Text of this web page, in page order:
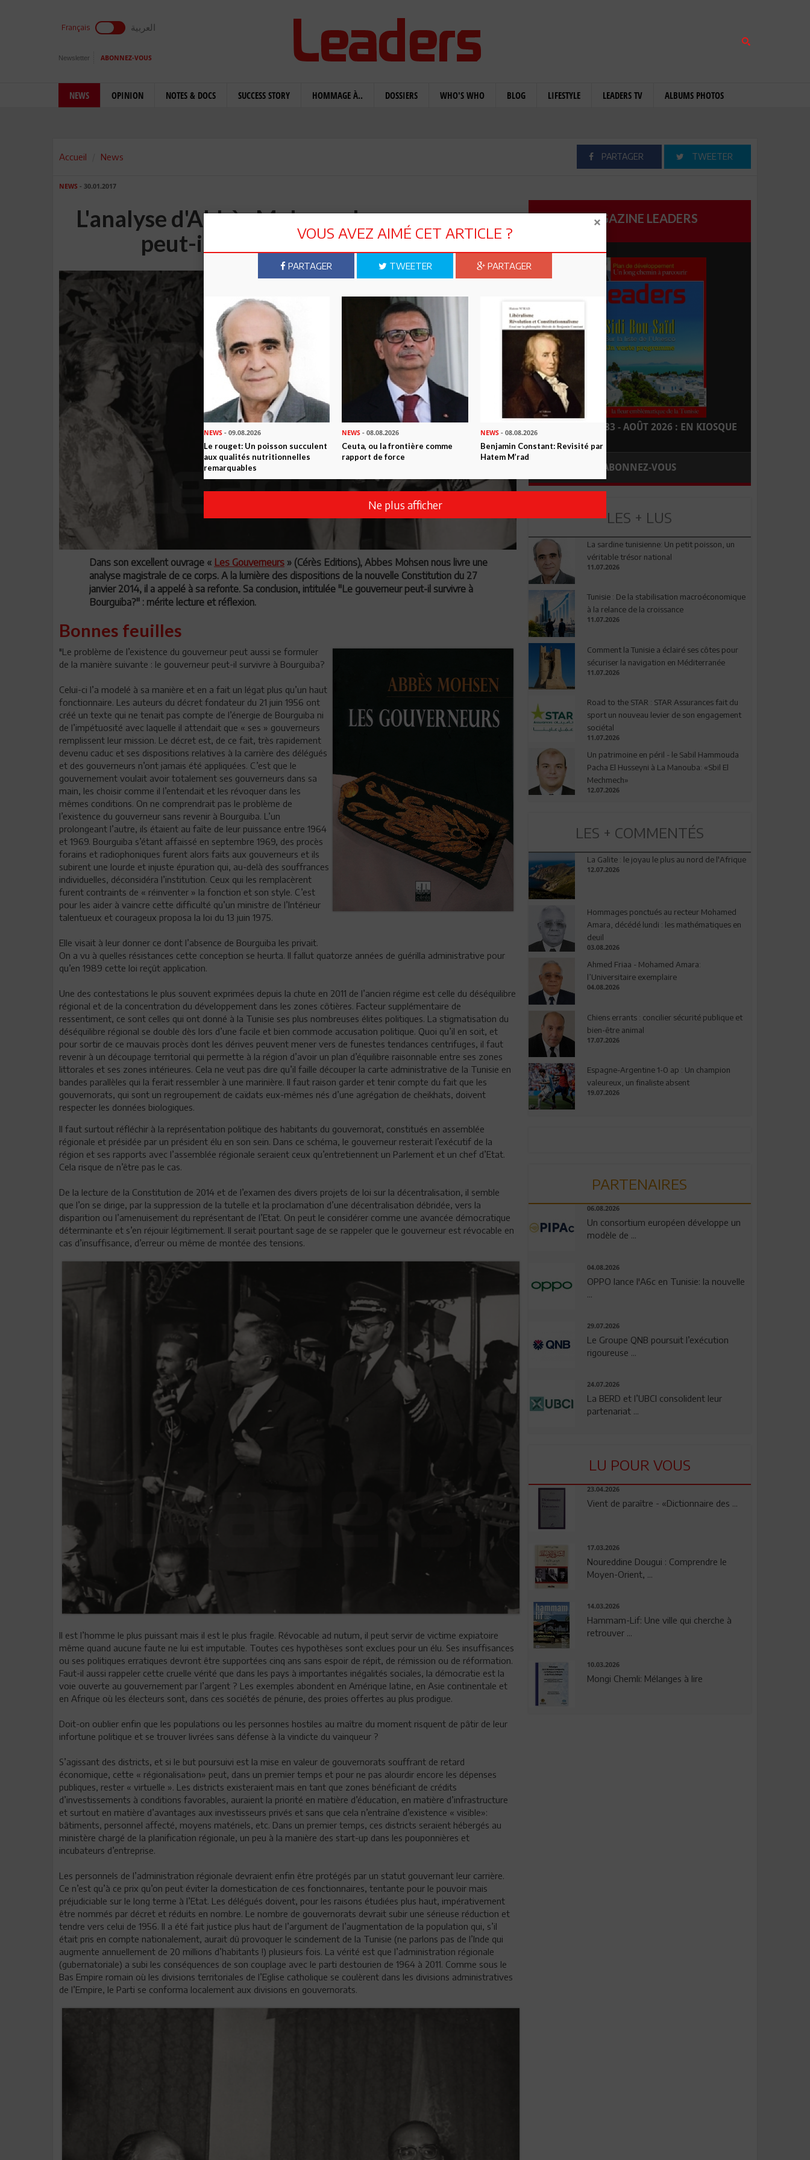
Français العربية
Newsletter ABONNEZ-VOUS
NEWS OPINION NOTES & DOCS SUCCESS STORY HOMMAGE À.. DOSSIERS WHO'S WHO BLOG LIFESTYLE LEADERS TV ALBUMS PHOTOS
Accueil News PARTAGER TWEETER
NEWS - 30.01.2017
L'analyse d'Abbès Mohsen : Le gouverneur
peut-il survivre à Bourguiba?
Dans son excellent ouvrage « Les Gouverneurs » (Cérès Editions), Abbes Mohsen nous livre une
analyse magistrale de ce corps. A la lumière des dispositions de la nouvelle Constitution du 27
janvier 2014, il a appelé à sa refonte. Sa conclusion, intitulée "Le gouverneur peut-il survivre à
Bourguiba?" : mérite lecture et réflexion.
Bonnes feuilles
"Le problème de l’existence du gouverneur peut aussi se formuler
de la manière suivante : le gouverneur peut-il survivre à Bourguiba?
Celui-ci l’a modelé à sa manière et en a fait un légat plus qu’un haut
fonctionnaire. Les auteurs du décret fondateur du 21 juin 1956 ont
créé un texte qui ne tenait pas compte de l’énergie de Bourguiba ni
de l’impétuosité avec laquelle il attendait que « ses » gouverneurs
remplissent leur mission. Le décret est, de ce fait, très rapidement
devenu caduc et ses dispositions relatives à la carrière des délégués
et des gouverneurs n’ont jamais été appliquées. C’est que le
gouvernement voulait avoir totalement ses gouverneurs dans sa
main, les choisir comme il l’entendait et les révoquer dans les
mêmes conditions. On ne comprendrait pas le problème de
l’existence du gouverneur sans revenir à Bourguiba. L’un
prolongeant l’autre, ils étaient au faîte de leur puissance entre 1964
et 1969. Bourguiba s’étant affaissé en septembre 1969, des procès
forains et radiophoniques furent alors faits aux gouverneurs et ils
subirent une lourde et injuste épuration qui, au-delà des souffrances
individuelles, déconsidéra l’institution. Ceux qui les remplacèrent
furent contraints de « réinventer » la fonction et son style. C’est
pour les aider à vaincre cette difficulté qu’un ministre de l’Intérieur
talentueux et courageux proposa la loi du 13 juin 1975.
Elle visait à leur donner ce dont l’absence de Bourguiba les privait.
On a vu à quelles résistances cette conception se heurta. Il fallut quatorze années de guérilla administrative pour
qu’en 1989 cette loi reçût application.
Une des contestations le plus souvent exprimées depuis la chute en 2011 de l’ancien régime est celle du déséquilibre
régional et de la concentration du développement dans les zones côtières. Facteur supplémentaire de
ressentiment, ce sont celles qui ont donné à la Tunisie ses plus nombreuses élites politiques. La stigmatisation du
déséquilibre régional se double dès lors d’une facile et bien commode accusation politique. Quoi qu’il en soit, et
pour sortir de ce mauvais procès dont les dérives peuvent mener vers de funestes tendances centrifuges, il faut
revenir à un découpage territorial qui permette à la région d’avoir un plan d’équilibre raisonnable entre ses zones
littorales et ses zones intérieures. Cela ne veut pas dire qu’il faille découper la carte administrative de la Tunisie en
bandes parallèles qui la ferait ressembler à une marinière. Il faut raison garder et tenir compte du fait que les
gouvernorats, qui sont un regroupement de caïdats eux-mêmes nés d’une agrégation de cheikhats, doivent
respecter les données biologiques.
Il faut surtout réfléchir à la représentation politique des habitants du gouvernorat, constitués en assemblée
régionale et présidée par un président élu en son sein. Dans ce schéma, le gouverneur resterait l’exécutif de la
région et ses rapports avec l’assemblée régionale seraient ceux qu’entretiennent un Parlement et un chef d’Etat.
Cela risque de n’être pas le cas.
De la lecture de la Constitution de 2014 et de l’examen des divers projets de loi sur la décentralisation, il semble
que l’on se dirige, par la suppression de la tutelle et la proclamation d’une décentralisation débridée, vers la
disparition ou l’amenuisement du représentant de l’Etat. On peut le considérer comme une avancée démocratique
déterminante et s’en réjouir légitimement. Il serait pourtant sage de se rappeler que le gouverneur est révocable en
cas d’insuffisance, d’erreur ou même de montée des tensions.
Il est l’homme le plus puissant mais il est le plus fragile. Révocable ad nutum, il peut servir de victime expiatoire
même quand aucune faute ne lui est imputable. Toutes ces hypothèses sont exclues pour un élu. Ses insuffisances
ou ses politiques erratiques devront être supportées cinq ans sans espoir de répit, de rémission ou de réformation.
Faut-il aussi rappeler cette cruelle vérité que dans les pays à importantes inégalités sociales, la démocratie est la
voie ouverte au gouvernement par l’argent ? Les exemples abondent en Amérique latine, en Asie continentale et
en Afrique où les électeurs sont, dans ces sociétés de pénurie, des proies offertes au plus prodigue.
Doit-on oublier enfin que les populations ou les personnes hostiles au maître du moment risquent de pâtir de leur
infortune politique et se trouver livrées sans défense à la vindicte du vainqueur ?
S’agissant des districts, et si le but poursuivi est la mise en valeur de gouvernorats souffrant de retard
économique, cette « régionalisation» peut, dans un premier temps et pour ne pas alourdir encore les dépenses
publiques, rester « virtuelle ». Les districts existeraient mais en tant que zones bénéficiant de crédits
d’investissements à conditions favorables, auraient la priorité en matière d’éducation, en matière d’infrastructure
et surtout en matière d’avantages aux investisseurs privés et sans que cela n’entraîne d’existence « visible»:
bâtiments, personnel affecté, moyens matériels, etc. Dans un premier temps, ces districts seraient hébergés au
ministère chargé de la planification régionale, un peu à la manière des start-up dans les pouponnières et
incubateurs d’entreprise.
Les personnels de l’administration régionale devraient enfin être protégés par un statut gouvernant leur carrière.
Ce n’est qu’à ce prix qu’on peut éviter la domestication de ces fonctionnaires, tentante pour le pouvoir mais
préjudiciable sur le long terme à l’Etat. Les délégués doivent, pour les raisons étudiées plus haut, impérativement
être nommés par décret et réduits en nombre. Le nombre de gouvernorats devrait subir une sérieuse réduction et
tendre vers celui de 1956. Il a été fait justice plus haut de l’argument de l’augmentation de la population qui, s’il
était pris en compte nationalement, aurait dû provoquer le scindement de la Tunisie (ne parlons pas de l’Inde qui
augmente annuellement de 20 millions d’habitants !) plusieurs fois. La vérité est que l’administration régionale
(gubernatoriale) a subi les conséquences de son couplage avec le parti destourien de 1964 à 2011. Comme sous le
Bas Empire romain où les divisions territoriales de l’Eglise catholique se coulèrent dans les divisions administratives
de l’Empire, le Parti se conforma localement aux divisions en gouvernorats.
MAGAZINE LEADERS
LEADERS N° 183 - AOÛT 2026 : EN KIOSQUE
ABONNEZ-VOUS
LES + LUS
La sardine tunisienne: Un petit poisson, un
véritable trésor national
11.07.2026
Tunisie : De la stabilisation macroéconomique
à la relance de la croissance
11.07.2026
Comment la Tunisie a éclairé ses côtes pour
sécuriser la navigation en Méditerranée
11.07.2026
Road to the STAR : STAR Assurances fait du
sport un nouveau levier de son engagement
sociétal
11.07.2026
Un patrimoine en péril - le Sabil Hammouda
Pacha El Husseyni à La Manouba: «Sbil El
Mechmech»
12.07.2026
LES + COMMENTÉS
La Galite : le joyau le plus au nord de l'Afrique
12.07.2026
Hommages ponctués au recteur Mohamed
Amara, décédé lundi : les mathématiques en
deuil
03.08.2026
Ahmed Friaa - Mohamed Amara:
l’Universitaire exemplaire
04.08.2026
Chiens errants : concilier sécurité publique et
bien-être animal
17.07.2026
Espagne-Argentine 1-0 ap : Un champion
valeureux, un finaliste absent
19.07.2026
PARTENAIRES
06.08.2026
Un consortium européen développe un
modèle de ...
04.08.2026
OPPO lance l'A6c en Tunisie: la nouvelle
29.07.2026
Le Groupe QNB poursuit l’exécution
rigoureuse ...
24.07.2026
La BERD et l’UBCI consolident leur
partenariat ...
LU POUR VOUS
23.04.2026
Vient de paraître - «Dictionnaire des ...
17.03.2026
Noureddine Dougui : Comprendre le
Moyen-Orient, ...
14.03.2026
Hammam-Lif: Une ville qui cherche à
retrouver ...
10.03.2026
Mongi Chemli: Mélanges à lire
VOUS AVEZ AIMÉ CET ARTICLE ?
PARTAGER TWEETER PARTAGER
NEWS - 09.08.2026
Le rouget: Un poisson succulent
aux qualités nutritionnelles
remarquables
NEWS - 08.08.2026
Ceuta, ou la frontière comme
rapport de force
NEWS- 08.08.2026
Benjamin Constant: Revisité par
Hatem M’rad
Ne plus afficher